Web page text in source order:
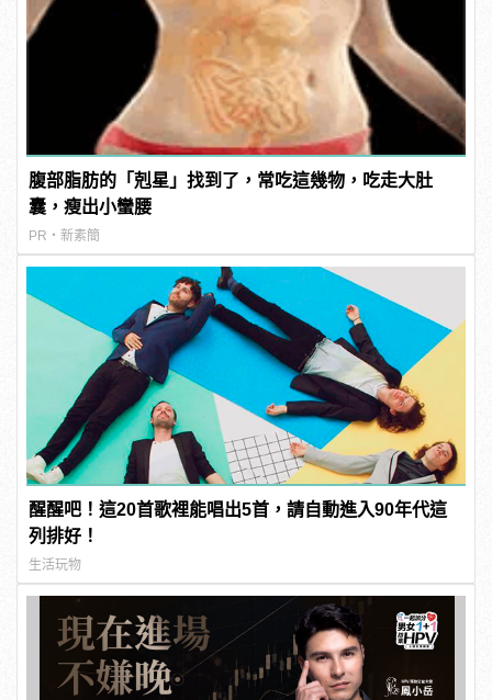
腹部脂肪的「剋星」找到了，常吃這幾物，吃走大肚
囊，瘦出小蠻腰
PR・新素簡
醒醒吧！這20首歌裡能唱出5首，請自動進入90年代這
列排好！
生活玩物